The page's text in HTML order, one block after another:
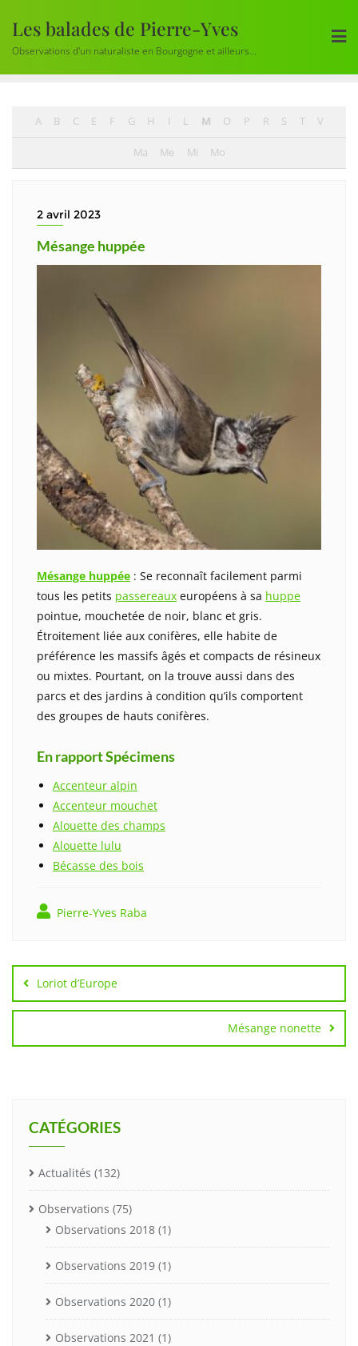
content
Les balades de Pierre-Yves
Observations d'un naturaliste en Bourgogne et ailleurs...
A B C E F G H I L M O P R S T V
Ma Me Mi Mo
2 avril 2023
Mésange huppée
Mésange huppée : Se reconnaît facilement parmi
tous les petits passereaux européens à sa huppe
pointue, mouchetée de noir, blanc et gris.
Étroitement liée aux conifères, elle habite de
préférence les massifs âgés et compacts de résineux
ou mixtes. Pourtant, on la trouve aussi dans des
parcs et des jardins à condition qu’ils comportent
des groupes de hauts conifères.
En rapport Spécimens
Accenteur alpin
Accenteur mouchet
Alouette des champs
Alouette lulu
Bécasse des bois
Pierre-Yves Raba
de
l’article
Loriot d’Europe
Mésange nonette
CATÉGORIES
Actualités (132)
Observations (75)
Observations 2018 (1)
Observations 2019 (1)
Observations 2020 (1)
Observations 2021 (1)